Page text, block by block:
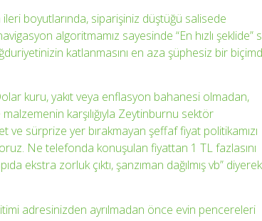
boyutlarında, siparişiniz düştüğü salisede
algoritmamız sayesinde “En hızlı şeklide”
katlanmasını en aza şüphesiz bir
kuru, yakıt veya enflasyon bahanesi olmadan,
karşılığıyla Zeytinburnu sektör
sürprize yer bırakmayan şeffaf fiyat politikamızı
Ne telefonda konuşulan fiyattan 1 TL fazlasını
ekstra zorluk çıktı, şanzıman dağılmış vb” diyerek
adresinizden ayrılmadan önce evin pencereleri